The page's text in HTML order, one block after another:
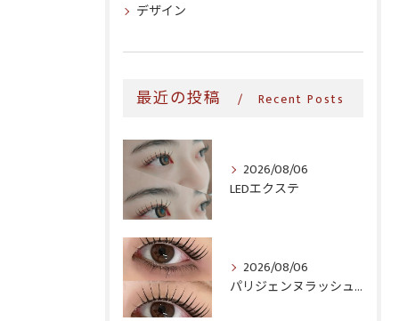
デザイン
最近の投稿 Recent Posts
2026/08/06
LEDエクステ
2026/08/06
パリジェンヌラッシュリフト♪